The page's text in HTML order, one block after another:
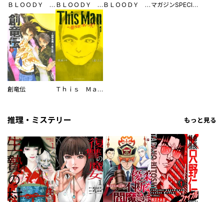
ＢＬＯＯＤＹ ＭＯＮＤＡＹ ＢＬＯＯＤＹ ＭＯＮＤＡＹ Ｓｅａｓｏｎ２ 絶望ノ匣 ＢＬＯＯＤＹ ＭＯＮＤＡＹ ラストシーズン マガジンSPECIAL
創竜伝 Ｔｈｉｓ Ｍａｎ その顔を見た者には死を
推理・ミステリー もっと見る